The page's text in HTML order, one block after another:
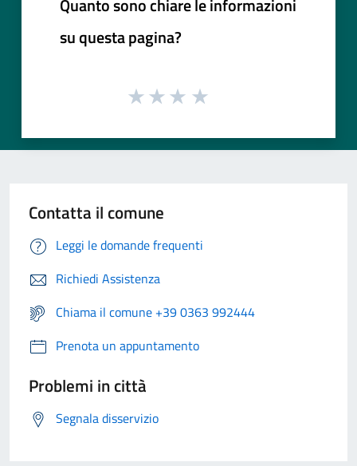
su questa pagina?
Contatta il comune
Leggi le domande frequenti
Richiedi Assistenza
Chiama il comune +39 0363 992444
Prenota un appuntamento
Problemi in città
Segnala disservizio